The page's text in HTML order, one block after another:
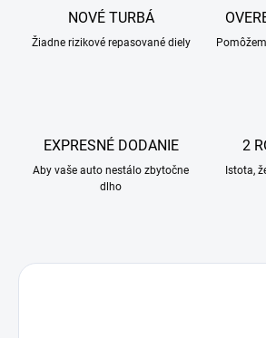
NOVÉ TURBÁ
Žiadne rizikové repasované diely
EXPRESNÉ DODANIE
Aby vaše auto nestálo zbytočne
dlho
2
Istota,